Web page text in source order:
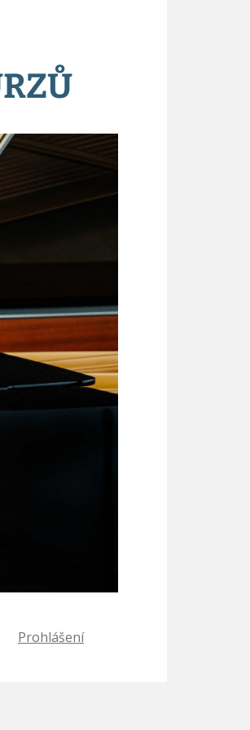
Prohlášení